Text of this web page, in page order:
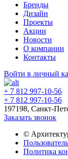
Бренды
Дизайн
Проекты
Акции
Новости
О компании
Контакты
Войти в личный
+ 7 812 997-10-56
+ 7 812 997-10-56
197198, Санкт-
Заказать звонок
©
Политика